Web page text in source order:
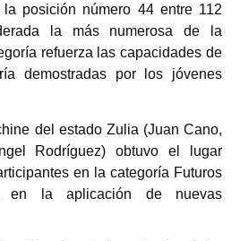
posición número 44 entre 112
la más numerosa de la
refuerza las capacidades de
demostradas por los jóvenes
del estado Zulia (Juan Cano,
Rodríguez) obtuvo el lugar
en la categoría Futuros
en la aplicación de nuevas